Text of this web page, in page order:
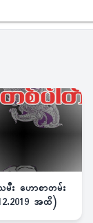
း ဟောစာတမ်း
အထိ)